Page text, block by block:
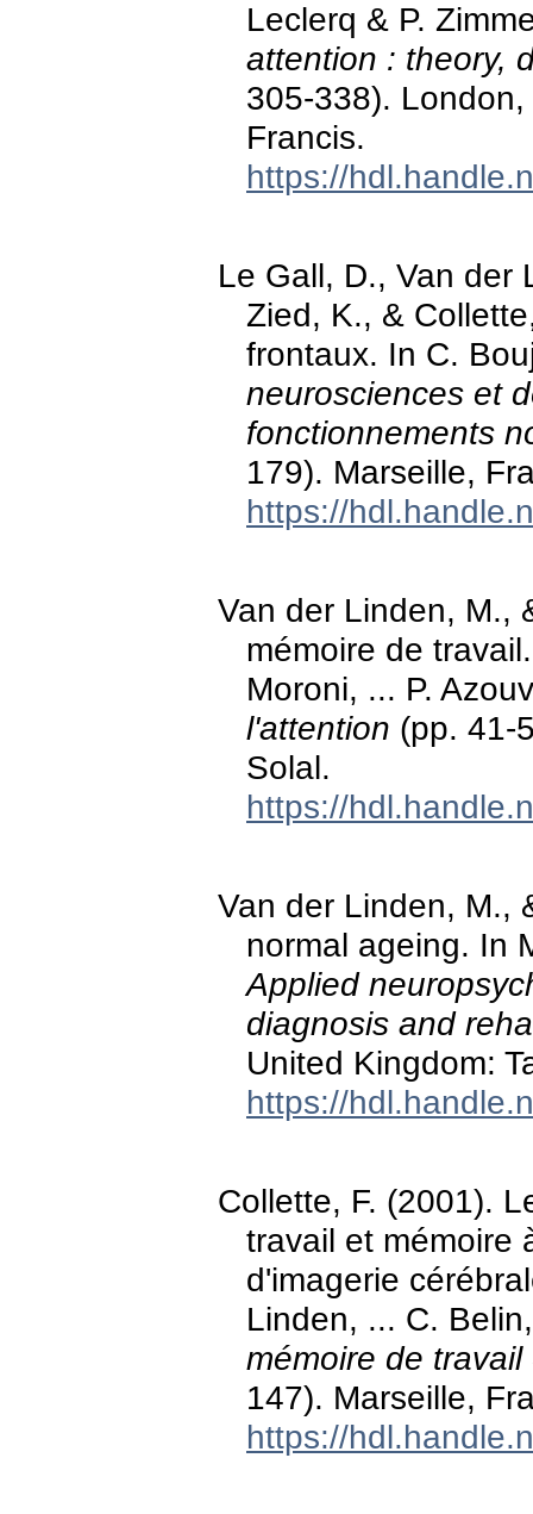
Leclerq & P.
attention : theory,
305-338).
Francis.
https://
Le Gall, D., Van der
Zied, K., &
frontaux. In C.
neurosciences et
fonctionnements
179). Marseille,
https://
Van der Linden, M.,
mémoire de
Moroni, ... P.
l'attention (pp. 41-
Solal.
https://
Van der Linden, M.,
normal ageing. In
Applied
diagnosis and
United Kingdom:
https://
Collette, F. (2001).
travail et mémoire
d'imagerie
Linden, ... C.
mémoire de
147). Marseille,
https://